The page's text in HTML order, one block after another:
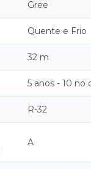
Gree
Quente e Frio
32 m
5 anos - 10 no
R-32
A